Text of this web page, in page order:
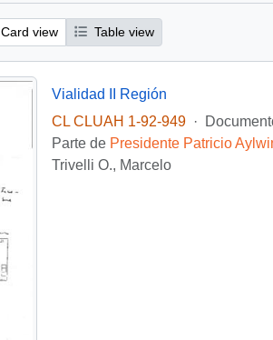
Card view Table view
Vialidad II Región
CL CLUAH 1-92-949
·
Parte de Presidente Patricio
Trivelli O., Marcelo